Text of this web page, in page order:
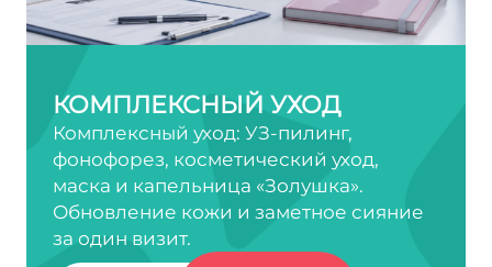
КОМПЛЕКСНЫЙ УХОД
Комплексный уход: УЗ-пилинг,
фонофорез, косметический уход,
маска и капельница «Золушка».
Обновление кожи и заметное сияние
за один визит.